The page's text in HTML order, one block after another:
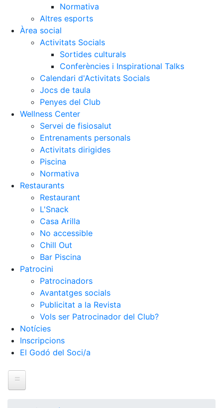
Normativa
Altres esports
Àrea social
Activitats Socials
Sortides culturals
Conferències i Inspirational Talks
Calendari d'Activitats Socials
Jocs de taula
Penyes del Club
Wellness Center
Servei de fisiosalut
Entrenaments personals
Activitats dirigides
Piscina
Normativa
Restaurants
Restaurant
L'Snack
Casa Arilla
No accessible
Chill Out
Bar Piscina
Patrocini
Patrocinadors
Avantatges socials
Publicitat a la Revista
Vols ser Patrocinador del Club?
Notícies
Inscripcions
El Godó del Soci/a